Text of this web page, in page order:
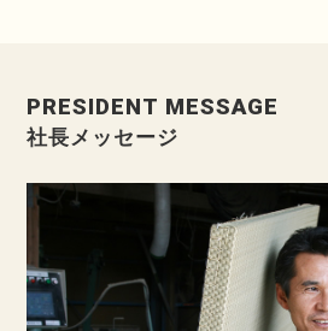
PRESIDENT MESSAGE
社長メッセージ